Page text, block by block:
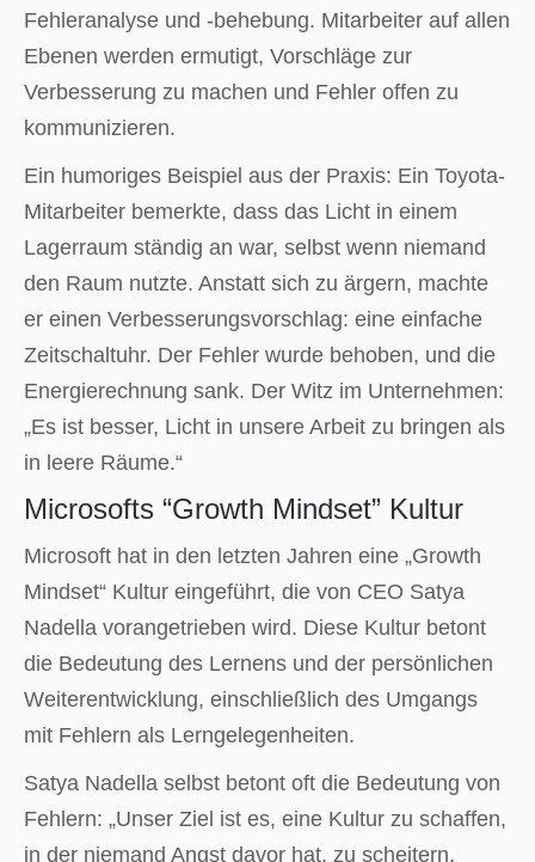
Fehleranalyse und -behebung. Mitarbeiter auf allen
Ebenen werden ermutigt, Vorschläge zur
Verbesserung zu machen und Fehler offen zu
kommunizieren.
Ein humoriges Beispiel aus der Praxis: Ein Toyota-
Mitarbeiter bemerkte, dass das Licht in einem
Lagerraum ständig an war, selbst wenn niemand
den Raum nutzte. Anstatt sich zu ärgern, machte
er einen Verbesserungsvorschlag: eine einfache
Zeitschaltuhr. Der Fehler wurde behoben, und die
Energierechnung sank. Der Witz im Unternehmen:
„Es ist besser, Licht in unsere Arbeit zu bringen als
in leere Räume.“
Microsofts “Growth Mindset” Kultur
Microsoft hat in den letzten Jahren eine „Growth
Mindset“ Kultur eingeführt, die von CEO Satya
Nadella vorangetrieben wird. Diese Kultur betont
die Bedeutung des Lernens und der persönlichen
Weiterentwicklung, einschließlich des Umgangs
mit Fehlern als Lerngelegenheiten.
Satya Nadella selbst betont oft die Bedeutung von
Fehlern: „Unser Ziel ist es, eine Kultur zu schaffen,
in der niemand Angst davor hat, zu scheitern,